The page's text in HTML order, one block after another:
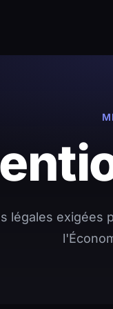
légales exigées